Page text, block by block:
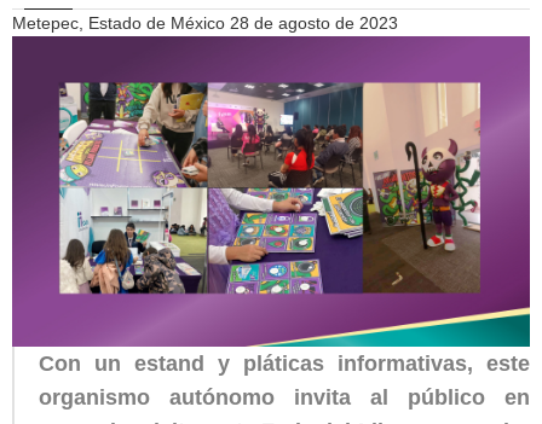
Metepec, Estado de México 28 de agosto de 2023
Con un estand y pláticas informativas, este
organismo autónomo invita al público en